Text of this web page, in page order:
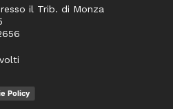
il Trib. di Monza
Policy